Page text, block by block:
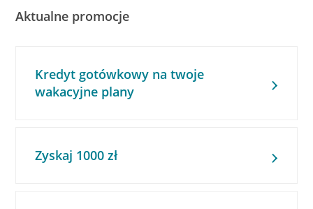
Aktualne promocje
Kredyt gotówkowy na twoje
wakacyjne plany
Zyskaj 1000 zł